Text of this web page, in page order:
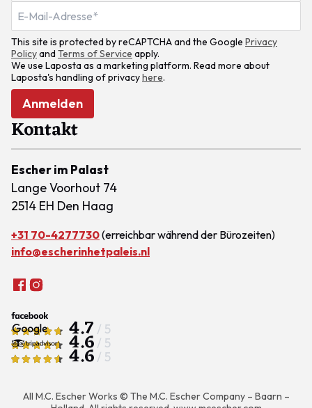
This site is protected by reCAPTCHA and the Google Privacy
PolicyandTerms of Service apply.
We use Laposta as a marketing platform. Read more about
Laposta's handling of privacyhere.
Anmelden
Kontakt
Escher im Palast
Lange Voorhout 74
2514 EH Den Haag
+31 70-4277730(erreichbar während der Bürozeiten)
info@escherinhetpaleis.nl
4.7 / 5
4.6 / 5
4.6 / 5
All M.C. Escher Works © The M.C. Escher Company – Baarn –